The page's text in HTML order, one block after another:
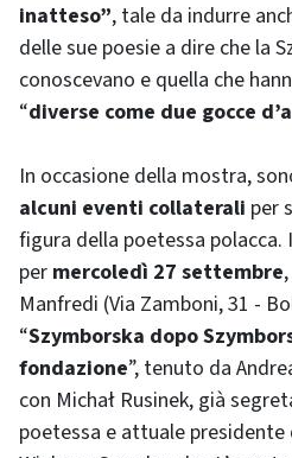
inatteso”, tale da indurre
delle sue poesie a dire che la
conoscevano e quella che
“diverse come due gocce
In occasione della mostra,
alcuni eventi collaterali per
figura della poetessa
per mercoledì 27 settembre
Manfredi (Via Zamboni, 31 -
“Szymborska dopo
fondazione”, tenuto da
con Michał Rusinek, già
poetessa e attuale presidente